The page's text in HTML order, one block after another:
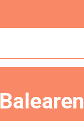
Balearen